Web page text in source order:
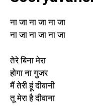
ना जा ना जा ना जा
ना जा ना जा ना जा
तेरे बिना मेरा
होगा ना गुजर
मैं तेरी हूं दीवानी
तू मेरा है दीवाना